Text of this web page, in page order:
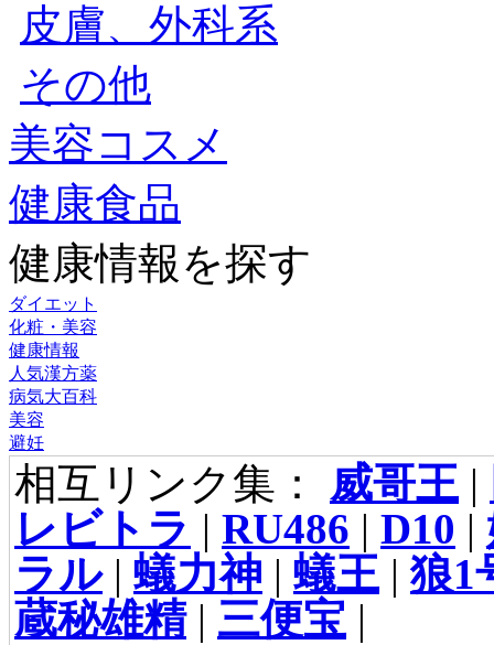
皮膚、外科系
その他
美容コスメ
健康食品
健康情報を探す
ダイエット
化粧・美容
健康情報
人気漢方薬
病気大百科
美容
避妊
相互リンク集： 威哥王|
レビトラ | RU486 | D10 |
ラル| 蟻力神 | 蟻王|狼1
蔵秘雄精| 三便宝 |